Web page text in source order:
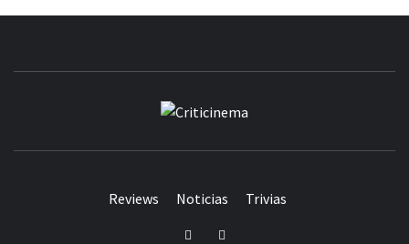
Reviews Noticias Trivias
TwitterFacebook